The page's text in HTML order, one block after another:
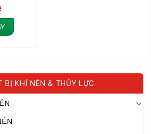
BỊ KHÍ NÉN & THỦY LỰC